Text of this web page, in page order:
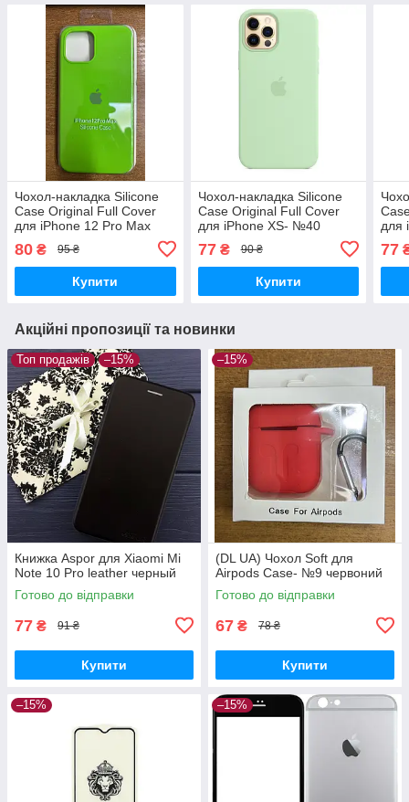
Чохол-накладка Silicone
Case Original Full Cover
для iPhone 12 Pro Max
80 ₴ 95 ₴
Купити
Чохол-накладка Silicone
Case Original Full Cover
для iPhone XS- №40
77₴ 90 ₴
Купити
для
77
Акційні пропозиції та новинки
Топ продажів –15%
Книжка Aspor для Xiaomi Mi
Note 10 Pro leather черный
Готово до відправки
77 ₴ 91 ₴
Купити
–15%
(DL UA) Чохол Soft для
Airpods Case- №9 червоний
Готово до відправки
67 ₴ 78 ₴
Купити
–15% –15%